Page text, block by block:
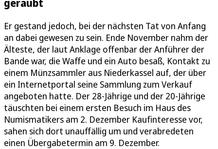
Er gestand jedoch, bei der nächsten Tat von Anfang
an dabei gewesen zu sein. Ende November nahm der
Älteste, der laut Anklage offenbar der Anführer der
Bande war, die Waffe und ein Auto besaß, Kontakt zu
einem Münzsammler aus Niederkassel auf, der über
ein Internetportal seine Sammlung zum Verkauf
angeboten hatte. Der 28-Jährige und der 20-Jährige
täuschten bei einem ersten Besuch im Haus des
Numismatikers am 2. Dezember Kaufinteresse vor,
sahen sich dort unauffällig um und verabredeten
einen Übergabetermin am 9. Dezember.